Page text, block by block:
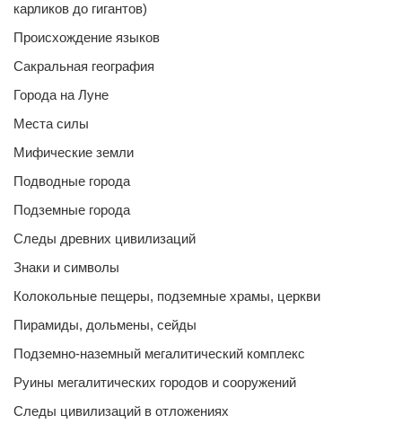
карликов до гигантов)
Происхождение языков
Сакральная география
Города на Луне
Места силы
Мифические земли
Подводные города
Подземные города
Следы древних цивилизаций
Знаки и символы
Колокольные пещеры, подземные храмы, церкви
Пирамиды, дольмены, сейды
Подземно-наземный мегалитический комплекс
Руины мегалитических городов и сооружений
Следы цивилизаций в отложениях